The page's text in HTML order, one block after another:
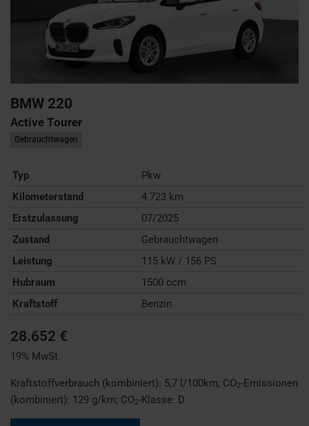
BMW 220
Active Tourer
Gebrauchtwagen
Typ
Pkw
Kilometerstand
4.723 km
Erstzulassung
07/2025
Zustand
Gebrauchtwagen
Leistung
115 kW / 156 PS
Hubraum
1500 ccm
Kraftstoff
Benzin
28.652 €
19% MwSt.
Kraftstoffverbrauch (kombiniert): 5,7 l/100km; CO2-Emissionen
(kombiniert): 129 g/km; CO2-Klasse: D